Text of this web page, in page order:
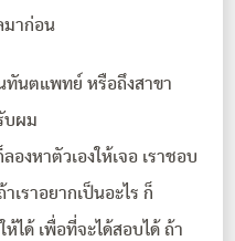
มาก่อน
ทันตแพทย์ หรือถึงสาขา
บผม
องหาตัวเองให้เจอ เราชอบ
เราอยากเป็นอะไร ก็
ได้ เพื่อที่จะได้สอบได้ ถ้า